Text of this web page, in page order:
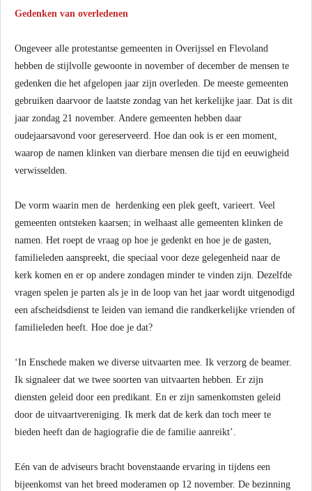
Gedenken van overledenen
Ongeveer alle protestantse gemeenten in Overijssel en Flevoland
hebben de stijlvolle gewoonte in november of december de mensen te
gedenken die het afgelopen jaar zijn overleden. De meeste gemeenten
gebruiken daarvoor de laatste zondag van het kerkelijke jaar. Dat is dit
jaar zondag 21 november. Andere gemeenten hebben daar
oudejaarsavond voor gereserveerd. Hoe dan ook is er een moment,
waarop de namen klinken van dierbare mensen die tijd en eeuwigheid
verwisselden.
De vorm waarin men de herdenking een plek geeft, varieert. Veel
gemeenten ontsteken kaarsen; in welhaast alle gemeenten klinken de
namen. Het roept de vraag op hoe je gedenkt en hoe je de gasten,
familieleden aanspreekt, die speciaal voor deze gelegenheid naar de
kerk komen en er op andere zondagen minder te vinden zijn. Dezelfde
vragen spelen je parten als je in de loop van het jaar wordt uitgenodigd
een afscheidsdienst te leiden van iemand die randkerkelijke vrienden of
familieleden heeft. Hoe doe je dat?
‘In Enschede maken we diverse uitvaarten mee. Ik verzorg de beamer.
Ik signaleer dat we twee soorten van uitvaarten hebben. Er zijn
diensten geleid door een predikant. En er zijn samenkomsten geleid
door de uitvaartvereniging. Ik merk dat de kerk dan toch meer te
bieden heeft dan de hagiografie die de familie aanreikt’.
Eén van de adviseurs bracht bovenstaande ervaring in tijdens een
bijeenkomst van het breed moderamen op 12 november. De bezinning